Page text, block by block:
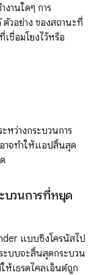
านใดๆ การ
วอย่าง ของสถานะที่
ชื่อมโยงไว้หรือ
หว่างกระบวนการ
าจทำให้แอปสิ้นสุด
บวนการที่หยุด
แบบซิงโครนัสไป
ะบบจะสิ้นสุดกระบวน
ห้เธรดไคลเอ็นต์ถูก